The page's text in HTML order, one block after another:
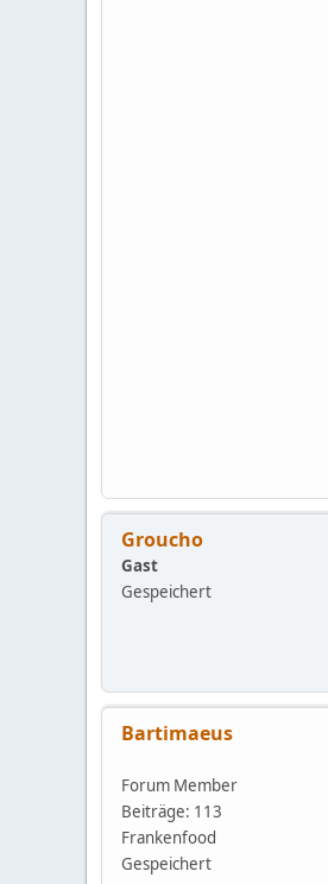
Groucho
Gast
Gespeichert
Bartimaeus
Forum Member
Beiträge: 113
Frankenfood
Gespeichert